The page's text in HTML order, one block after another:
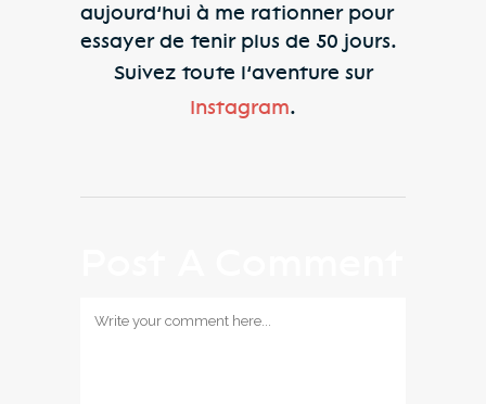
aujourd’hui à me rationner pour
essayer de tenir plus de 50 jours.
Suivez toute l’aventure sur
Instagram.